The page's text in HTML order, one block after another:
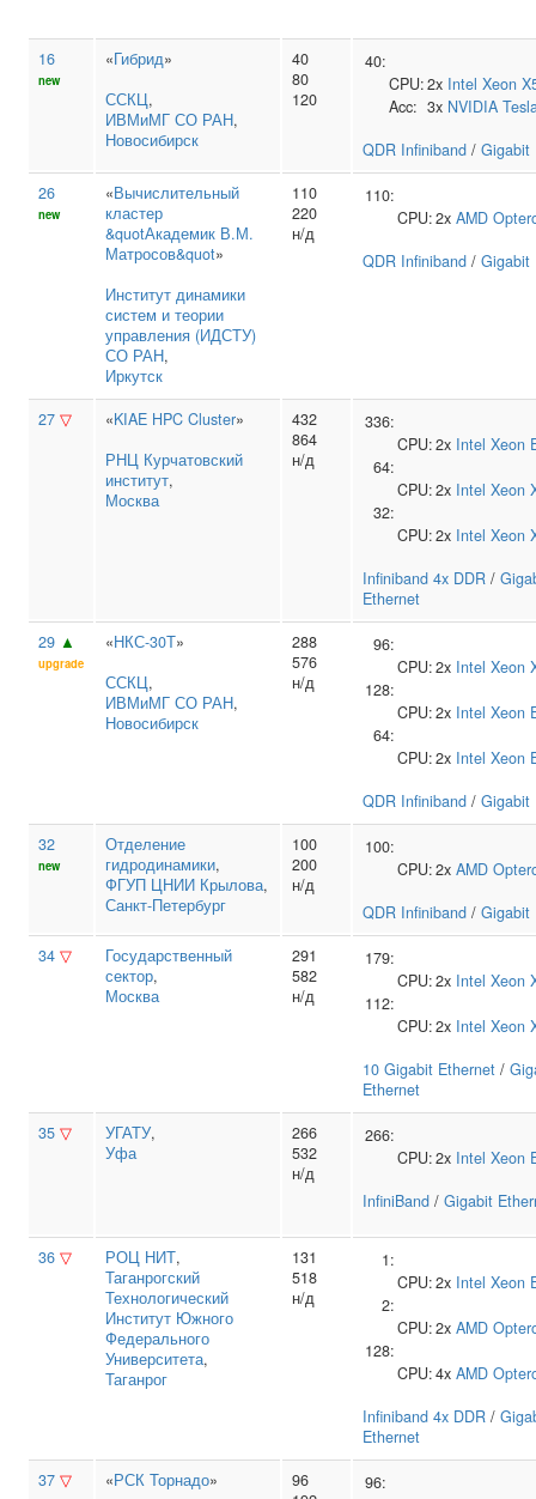
16
new
«Гибрид»
ССКЦ,
ИВМиМГ СО РАН,
Новосибирск
40
80
120
40:
CPU:2x Intel Xeon
Acc: 3x NVIDIA
QDR Infiniband / Gigabit
26
new
«Вычислительный
кластер
&quotАкадемик В.М.
Матросов&quot»
Институт динамики
систем и теории
управления (ИДСТУ)
СО РАН,
Иркутск
110
220
н/д
110:
CPU:2x AMD
QDR Infiniband / Gigabit
27 ▽ «KIAE HPC Cluster»
РНЦ Курчатовский
институт,
Москва
432
864
н/д
336:
CPU:2x Intel Xeon
64:
CPU:2x Intel Xeon
32:
CPU:2x Intel Xeon
Infiniband 4x DDR /
Ethernet
29 ▲
upgrade
«НКС-30Т»
ССКЦ,
ИВМиМГ СО РАН,
Новосибирск
288
576
н/д
96:
CPU:2x Intel Xeon
128:
CPU:2x Intel Xeon
64:
CPU:2x Intel Xeon
QDR Infiniband / Gigabit
32
new
Отделение
гидродинамики,
ФГУП ЦНИИ Крылова,
Санкт-Петербург
100
200
н/д
100:
CPU:2x AMD
QDR Infiniband / Gigabit
34 ▽
Государственный
сектор,
Москва
291
582
н/д
179:
CPU:2x Intel Xeon
112:
CPU:2x Intel Xeon
10 Gigabit Ethernet /
Ethernet
35 ▽ УГАТУ,
Уфа
266
532
н/д
266:
CPU:2x Intel Xeon
InfiniBand / Gigabit
36 ▽ РОЦ НИТ,
Таганрогский
Технологический
Институт Южного
Федерального
Университета,
Таганрог
131
518
н/д
1:
CPU:2x Intel Xeon
2:
CPU:2x AMD
128:
CPU:4x AMD
Infiniband 4x DDR /
Ethernet
37 ▽ «РСК Торнадо»
96
96: